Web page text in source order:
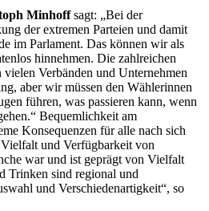
Minhoffsagt: „Bei der
der extremen Parteien und damit
im Parlament. Das können wir als
hinnehmen. Die zahlreichen
Verbänden und Unternehmen
aber wir müssen den Wählerinnen
führen, was passieren kann, wenn
Bequemlichkeit am
Konsequenzen für alle nach sich
und Verfügbarkeit von
war und ist geprägt von Vielfalt
Trinken sind regional und
und Verschiedenartigkeit“, so